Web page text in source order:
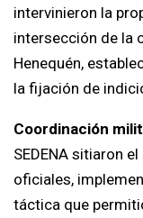
intervinieron la
intersección de la
Henequén,
la fijación de
Coordinación
SEDENA sitiaron
oficiales,
táctica que